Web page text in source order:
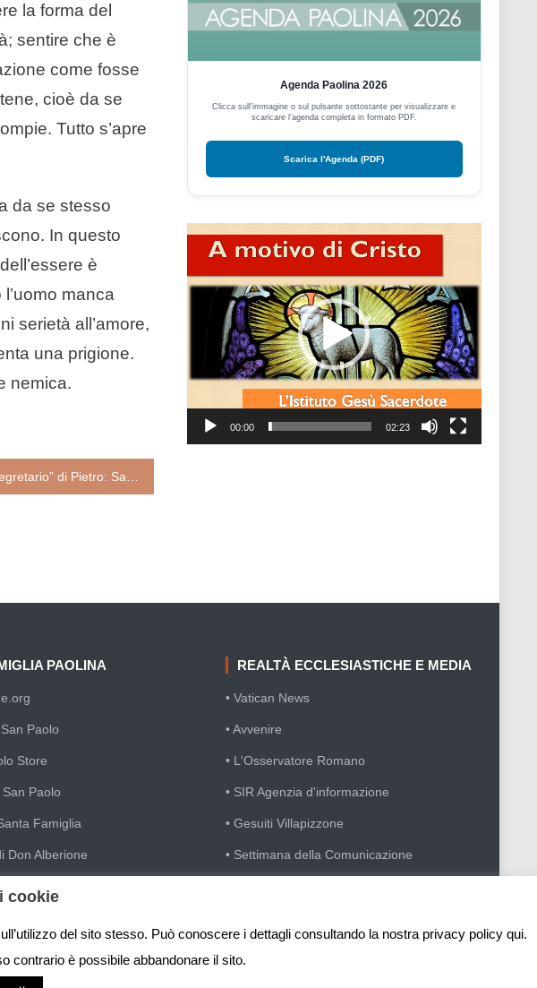
la forma del
sentire che è
come fosse
cioè da se
Tutto s’apre
da se stesso
In questo
è
manca
serietà all’amore,
una prigione.
nemica.
Agenda Paolina 2026
Clicca sull'immagine o sul pulsante sottostante per visualizzare e
scaricare l'agenda completa in formato PDF.
Scarica l'Agenda (PDF)
Video
Player
00:00 02:23
PAOLINA
Paolo
Store
Paolo
Famiglia
Don Alberione
REALTÀ ECCLESIASTICHE E MEDIA
• Vatican News
• Avvenire
• L'Osservatore Romano
• SIR Agenzia d'informazione
• Gesuiti Villapizzone
• Settimana della Comunicazione
cookie
del sito stesso. Può conoscere i dettagli consultando la nostra privacy policy qui.
contrario è possibile abbandonare il sito.